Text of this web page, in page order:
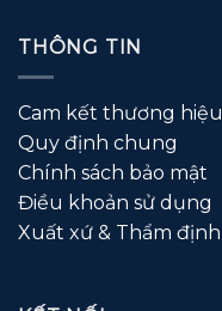
THÔNG TIN
Cam kết thương hiệu
Quy định chung
Chính sách bảo mật
Điều khoản sử dụng
Xuất xứ & Thẩm định